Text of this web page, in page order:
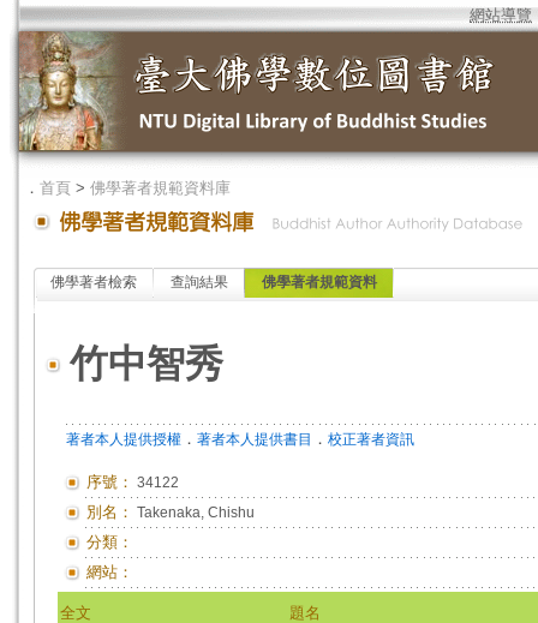
網站導覽
． 首頁 > 佛學著者規範資料庫
佛學著者檢索 查詢結果 佛學著者規範資料
竹中智秀
著者本人提供授權 ． 著者本人提供書目 ． 校正著者資訊
序號： 34122
別名： Takenaka, Chishu
分類：
網站：
全文 題名